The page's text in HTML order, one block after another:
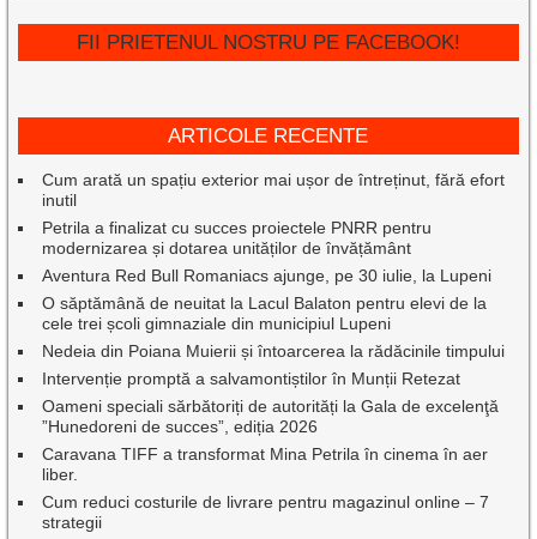
FII PRIETENUL NOSTRU PE FACEBOOK!
ARTICOLE RECENTE
Cum arată un spațiu exterior mai ușor de întreținut, fără efort
inutil
Petrila a finalizat cu succes proiectele PNRR pentru
modernizarea și dotarea unităților de învățământ
Aventura Red Bull Romaniacs ajunge, pe 30 iulie, la Lupeni
O săptămână de neuitat la Lacul Balaton pentru elevi de la
cele trei școli gimnaziale din municipiul Lupeni
Nedeia din Poiana Muierii și întoarcerea la rădăcinile timpului
Intervenție promptă a salvamontiștilor în Munții Retezat
Oameni speciali sărbătoriți de autorități la Gala de excelenţă
”Hunedoreni de succes”, ediția 2026
Caravana TIFF a transformat Mina Petrila în cinema în aer
liber.
Cum reduci costurile de livrare pentru magazinul online – 7
strategii